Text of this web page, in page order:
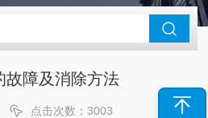
故障及消除方法
点击次数：3003